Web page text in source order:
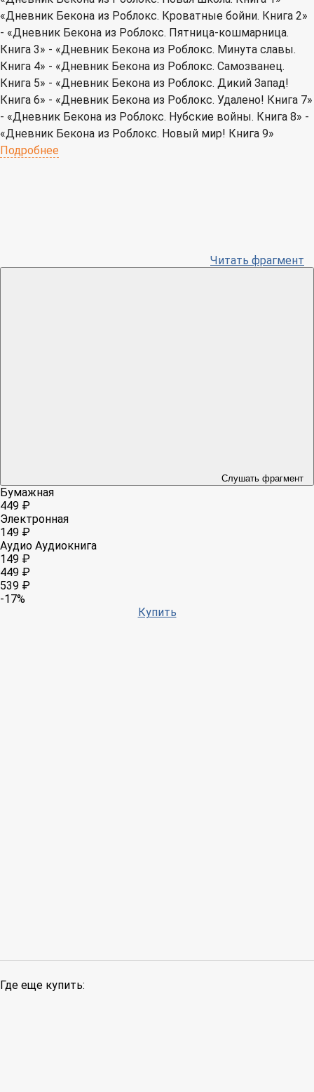
«Дневник Бекона из Роблокс. Кроватные бойни. Книга 2»
- «Дневник Бекона из Роблокс. Пятница-кошмарница.
Книга 3» - «Дневник Бекона из Роблокс. Минута славы.
Книга 4» - «Дневник Бекона из Роблокс. Самозванец.
Книга 5» - «Дневник Бекона из Роблокс. Дикий Запад!
Книга 6» - «Дневник Бекона из Роблокс. Удалено! Книга 7»
- «Дневник Бекона из Роблокс. Нубские войны. Книга 8» -
«Дневник Бекона из Роблокс. Новый мир! Книга 9»
Подробнее
Читать фрагмент
Слушать фрагмент
Бумажная
449 ₽
Электронная
149 ₽
Аудио Аудиокнига
149 ₽
449 ₽
539 ₽
-17%
Купить
Где еще купить: